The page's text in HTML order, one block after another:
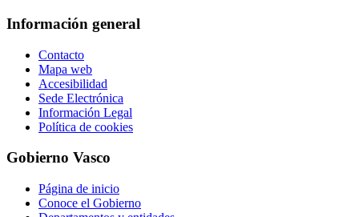
Información general
Contacto
Mapa web
Accesibilidad
Sede Electrónica
Información Legal
Política de cookies
Gobierno Vasco
Página de inicio
Conoce el Gobierno